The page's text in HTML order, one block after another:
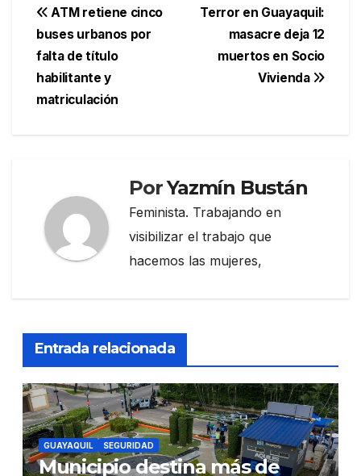
Navegación
de
entradas
Terror en Guayaquil:
masacre deja 12
muertos en Socio
Vivienda
ATM retiene cinco
buses urbanos por
falta de título
habilitante y
matriculación
PorYazmín Bustán
Feminista. Trabajando en
visibilizar el trabajo que
hacemos las mujeres,
Entrada relacionada
GUAYAQUIL SEGURIDAD
Municipio destina más de